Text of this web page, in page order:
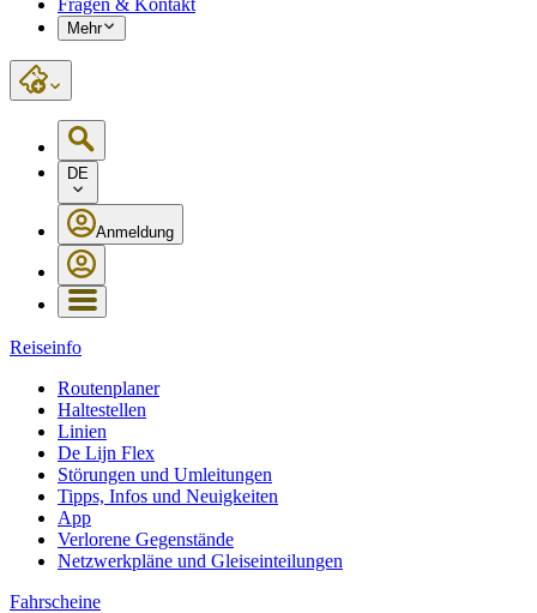
Fragen & Kontakt
Mehr
DE
Anmeldung
Reiseinfo
Routenplaner
Haltestellen
Linien
De Lijn Flex
Störungen und Umleitungen
Tipps, Infos und Neuigkeiten
App
Verlorene Gegenstände
Netzwerkpläne und Gleiseinteilungen
Fahrscheine